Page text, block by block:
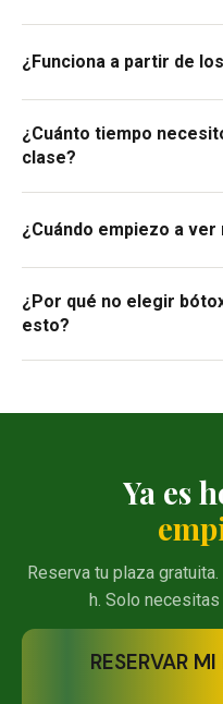
¿Funciona a partir de
¿Cuánto tiempo
clase?
¿Cuándo empiezo a
¿Por qué no elegir
esto?
Ya es
Reserva tu plaza
h. Solo
RESERVAR